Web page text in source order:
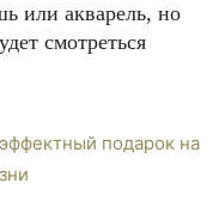
или акварель, но
смотреться